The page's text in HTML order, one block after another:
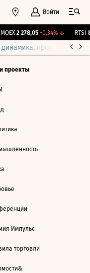
Войти
IMOEX 2 278,05 -0,34%↓ RTSI
прогнозы
проекты
Импульс
торговли